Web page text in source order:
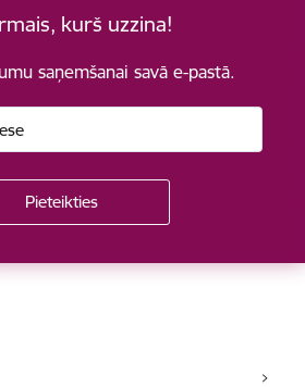
kurš uzzina!
saņemšanai savā e-pastā.